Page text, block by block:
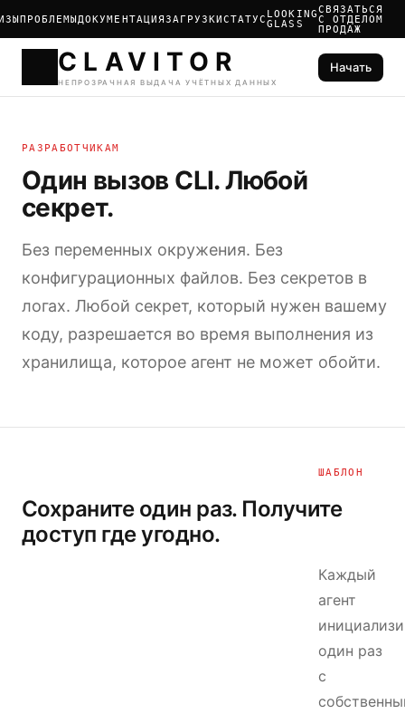
ПРОБЛЕМЫДОКУМЕНТАЦИЯЗАГРУЗКИСТАТУС LOOKING
GLASS
СВЯЗАТЬСЯ
С ОТДЕЛОМ
ПРОДАЖ
Начать
РАЗРАБОТЧИКАМ
Один вызов CLI. Любой
секрет.
Без переменных окружения. Без
конфигурационных файлов. Без секретов в
логах. Любой секрет, который нужен вашему
коду, разрешается во время выполнения из
хранилища, которое агент не может обойти.
ШАБЛОН
Сохраните один раз. Получите
доступ где угодно.
Каждый
агент
один раз
с